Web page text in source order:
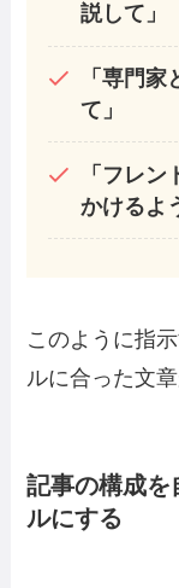
説して」
「専門
て」
「フレ
かけるよ
このように指
ルに合った文章
記事の構成を
ルにする